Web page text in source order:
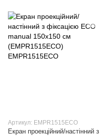
Артикул: EMPR1515ECO
Екран проекційний/настінний з